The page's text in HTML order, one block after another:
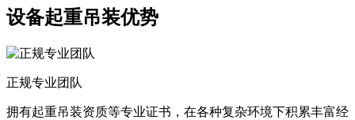
设备起重吊装优势
正规专业团队
拥有起重吊装资质等专业证书，在各种复杂环境下积累丰富经